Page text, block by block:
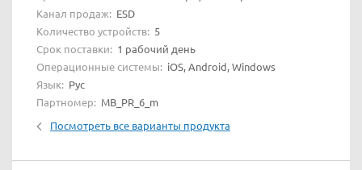
Канал продаж: ESD
Количество устройств: 5
Срок поставки: 1 рабочий день
Операционные системы: iOS, Android, Windows
Язык: Рус
Партномер: MB_PR_6_m
Посмотреть все варианты продукта